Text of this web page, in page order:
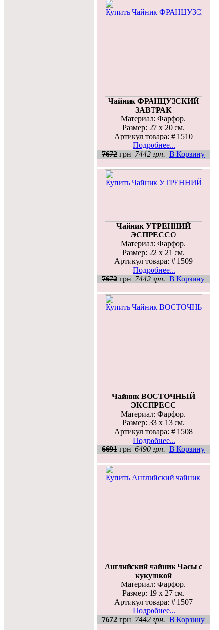
Чайник ФРАНЦУЗСКИЙ
ЗАВТРАК
Материал: Фарфор.
Размер: 27 х 20 см.
Артикул товара: # 1510
Подробнее...
7672 грн 7442 грн. В Корзину
Чайник УТРЕННИЙ
ЭСПРЕССО
Материал: Фарфор.
Размер: 22 х 21 см.
Артикул товара: # 1509
Подробнее...
7672 грн 7442 грн. В Корзину
Чайник ВОСТОЧНЫЙ
ЭКСПРЕСС
Материал: Фарфор.
Размер: 33 х 13 см.
Артикул товара: # 1508
Подробнее...
6691 грн 6490 грн. В Корзину
Английский чайник Часы с
кукушкой
Материал: Фарфор.
Размер: 19 х 27 см.
Артикул товара: # 1507
Подробнее...
7672 грн 7442 грн. В Корзину